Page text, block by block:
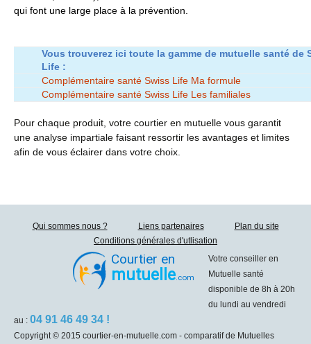
qui font une large place à la prévention.
Vous trouverez ici toute la gamme de mutuelle santé de
Life :
Complémentaire santé Swiss Life Ma formule
Complémentaire santé Swiss Life Les familiales
Pour chaque produit, votre courtier en mutuelle vous garantit
une analyse impartiale faisant ressortir les avantages et limites
afin de vous éclairer dans votre choix.
Qui sommes nous ? Liens partenaires
Plan du site
Conditions générales d'utlisation
Courtier en
mutuelle.com
Votre conseiller en
Mutuelle santé
disponible de 8h à 20h
du lundi au vendredi
au : 04 91 46 49 34 !
Copyright © 2015 courtier-en-mutuelle.com - comparatif de Mutuelles